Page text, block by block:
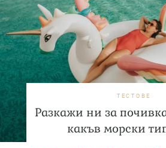
ТЕСТОВЕ
Разкажи ни за
какъв морски